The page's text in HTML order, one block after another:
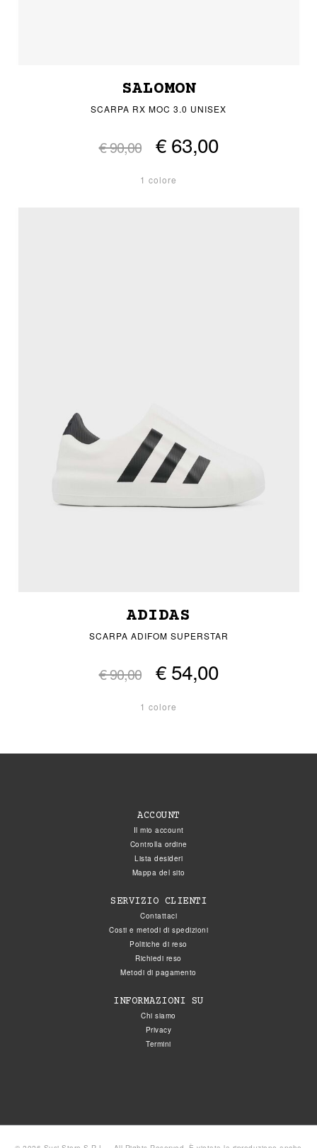
SALOMON
SCARPA RX MOC 3.0 UNISEX
€ 90,00 € 63,00
1 colore
ADIDAS
SCARPA ADIFOM SUPERSTAR
€ 90,00 € 54,00
1 colore
ACCOUNT
Il mio account
Controlla ordine
Lista desideri
Mappa del sito
SERVIZIO CLIENTI
Contattaci
Costi e metodi di spedizioni
Politiche di reso
Richiedi reso
Metodi di pagamento
INFORMAZIONI SU
Chi siamo
Privacy
Termini